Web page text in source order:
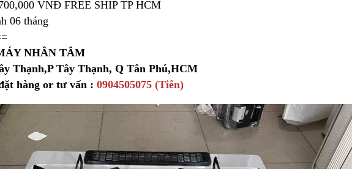
VNĐ FREE SHIP TP HCM
06 tháng
NHÂN TÂM
Thạnh,P Tây Thạnh, Q Tân Phú,HCM
hàng or tư vấn : 0904505075 (Tiên)